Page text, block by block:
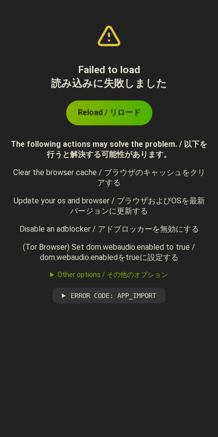
Failed to load
読み込みに失敗しました
Reload / リロード
The following actions may solve the problem. / 以下を
行うと解決する可能性があります。
Clear the browser cache / ブラウザのキャッシュをクリ
アする
Update your os and browser / ブラウザおよびOSを最新
バージョンに更新する
Disable an adblocker / アドブロッカーを無効にする
(Tor Browser) Set dom.webaudio.enabled to true /
dom.webaudio.enabledをtrueに設定する
Other options / その他のオプション
ERROR CODE: APP_IMPORT